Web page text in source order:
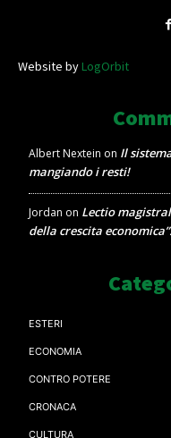
Website byLogOrbit
Albert Nextein on Il
mangiando i resti!
Jordan on Lectio
della crescita economica”.
ESTERI
ECONOMIA
CONTRO POTERE
CRONACA
CULTURA